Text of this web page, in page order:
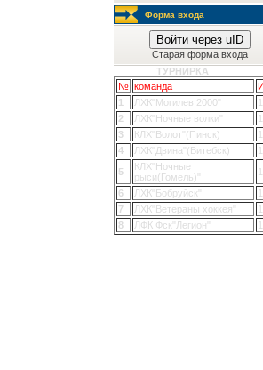
Форма входа
Войти через uID
Старая форма входа
ТУРНИРКА
№ команда И
1
ЛХК"Могилев 2000"
2
ЛХК"Ночные волки"
3
КЛХ"Волот"(Пинск)
4
ЛХК"Двина"(Витебск)
5
КЛХ"Ночные
рыси(Гомель)"
6
ЛХК"Бобруйск"
7
ЛХК"Ветераны хоккея"
8
ЛФК Фск"Легион"